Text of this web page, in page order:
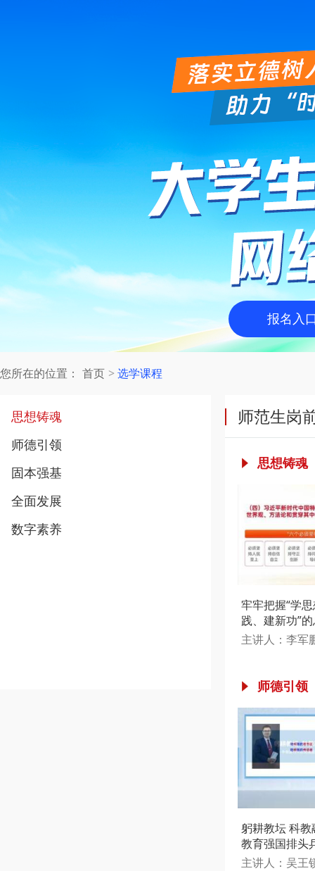
报名入
您所在的位置： 首页 选学课程
思想铸魂
师德引领
固本强基
全面发展
数字素养
师范生岗
思想铸魂
牢牢把握“学
践、建新功”
平新时代中国
主讲人：李军
师德引领
躬耕教坛 科
教育强国排头
主讲人：吴王